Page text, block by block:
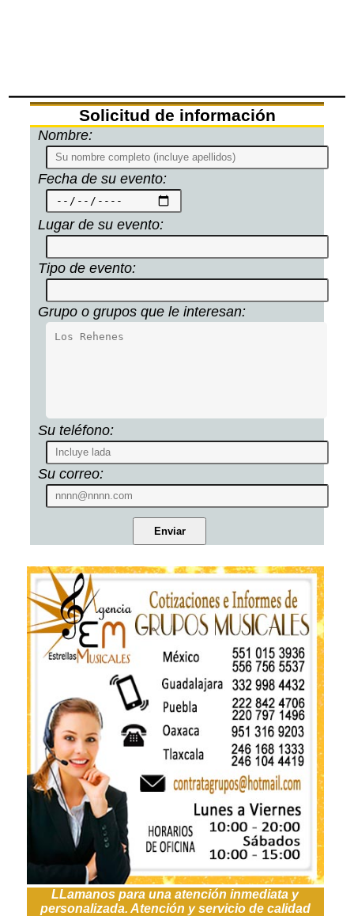
Solicitud de información
Nombre:
Fecha de su evento:
Lugar de su evento:
Tipo de evento:
Grupo o grupos que le interesan:
Su teléfono:
Su correo:
LLamanos para una atención inmediata y
personalizada. Atención y servicio de calidad